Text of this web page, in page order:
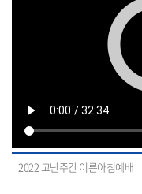
2022 고난주간 이른아침예배